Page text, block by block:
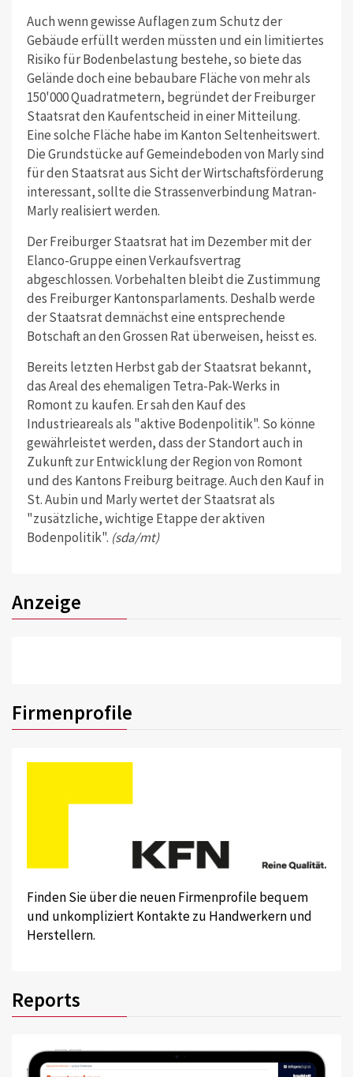
Auch wenn gewisse Auflagen zum Schutz der
Gebäude erfüllt werden müssten und ein limitiertes
Risiko für Bodenbelastung bestehe, so biete das
Gelände doch eine bebaubare Fläche von mehr als
150'000 Quadratmetern, begründet der Freiburger
Staatsrat den Kaufentscheid in einer Mitteilung.
Eine solche Fläche habe im Kanton Seltenheitswert.
Die Grundstücke auf Gemeindeboden von Marly sind
für den Staatsrat aus Sicht der Wirtschaftsförderung
interessant, sollte die Strassenverbindung Matran-
Marly realisiert werden.
Der Freiburger Staatsrat hat im Dezember mit der
Elanco-Gruppe einen Verkaufsvertrag
abgeschlossen. Vorbehalten bleibt die Zustimmung
des Freiburger Kantonsparlaments. Deshalb werde
der Staatsrat demnächst eine entsprechende
Botschaft an den Grossen Rat überweisen, heisst es.
Bereits letzten Herbst gab der Staatsrat bekannt,
das Areal des ehemaligen Tetra-Pak-Werks in
Romont zu kaufen. Er sah den Kauf des
Industrieareals als "aktive Bodenpolitik". So könne
gewährleistet werden, dass der Standort auch in
Zukunft zur Entwicklung der Region von Romont
und des Kantons Freiburg beitrage. Auch den Kauf in
St. Aubin und Marly wertet der Staatsrat als
"zusätzliche, wichtige Etappe der aktiven
Bodenpolitik". (sda/mt)
Anzeige
Firmenprofile
Finden Sie über die neuen Firmenprofile bequem
und unkompliziert Kontakte zu Handwerkern und
Herstellern.
Reports